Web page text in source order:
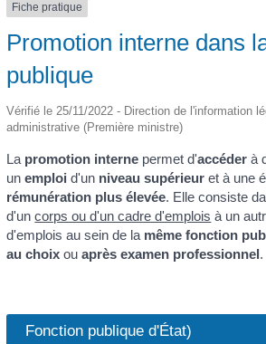
Fiche pratique
Promotion interne dans
publique
Vérifié le 25/11/2022 - Direction de l'information
administrative (Première ministre)
La promotion interne permet d'accéder à
unemploid'un niveau supérieuret à une
rémunération plus élevée. Elle consiste
d'uncorps ou d'un cadre d'emplois à un
d'emplois au sein de la même fonction
au choix ouaprès examen professionnel.
Fonction publique d'État)